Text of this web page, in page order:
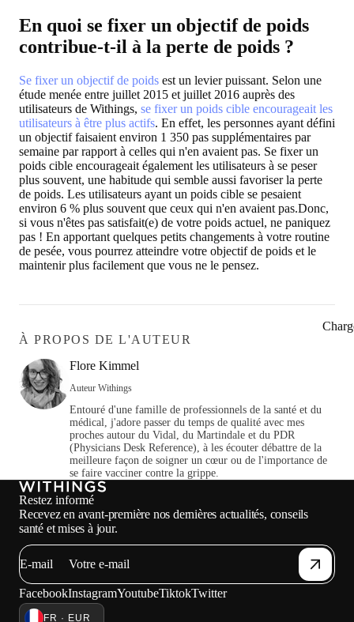
En quoi se fixer un objectif de poids
contribue-t-il à la perte de poids ?
Se fixer un objectif de poids est un levier puissant. Selon une
étude menée entre juillet 2015 et juillet 2016 auprès des
utilisateurs de Withings, se fixer un poids cible encourageait les
utilisateurs à être plus actifs. En effet, les personnes ayant défini
un objectif faisaient environ 1 350 pas supplémentaires par
semaine par rapport à celles qui n'en avaient pas. Se fixer un
poids cible encourageait également les utilisateurs à se peser
plus souvent, une habitude qui semble aussi favoriser la perte
de poids. Les utilisateurs ayant un poids cible se pesaient
environ 6 % plus souvent que ceux qui n'en avaient pas.Donc,
si vous n'êtes pas satisfait(e) de votre poids actuel, ne paniquez
pas ! En apportant quelques petits changements à votre routine
de pesée, vous pourrez atteindre votre objectif de poids et le
maintenir plus facilement que vous ne le pensez.
À PROPOS DE L'AUTEUR
Flore Kimmel
Auteur Withings
Entouré d'une famille de professionnels de la santé et du
médical, j'adore passer du temps de qualité avec mes
proches autour du Vidal, du Martindale et du PDR
(Physicians Desk Reference), à les écouter débattre de la
meilleure façon de soigner un cœur ou de l'importance de
se faire vacciner contre la grippe.
Restez informé
Recevez en avant-première nos dernières actualités, conseils
santé et mises à jour.
E-mail
FacebookInstagramYoutubeTiktokTwitter
FR · EUR